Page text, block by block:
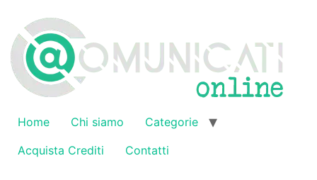
contenuto
Home Chi siamo
Categorie
Acquista Crediti
Contatti